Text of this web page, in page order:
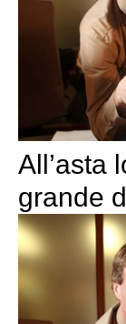
All’asta
grande